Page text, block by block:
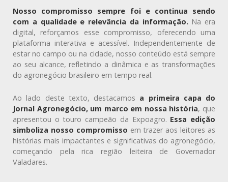
Nosso compromisso sempre foi e continua sendo
com a qualidade e relevância da informação. Na era
digital, reforçamos esse compromisso, oferecendo uma
plataforma interativa e acessível. Independentemente de
estar no campo ou na cidade, nosso conteúdo está sempre
ao seu alcance, refletindo a dinâmica e as transformações
do agronegócio brasileiro em tempo real.
Ao lado deste texto, destacamos a primeira capa do
Jornal Agronegócio, um marco em nossa história, que
apresentou o touro campeão da Expoagro. Essa edição
simboliza nosso compromisso em trazer aos leitores as
histórias mais impactantes e significativas do agronegócio,
começando pela rica região leiteira de Governador
Valadares.